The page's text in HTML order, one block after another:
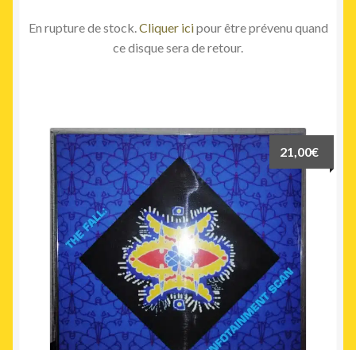
En rupture de stock.Cliquer icipour être prévenu quand
ce disque sera de retour.
21,00€